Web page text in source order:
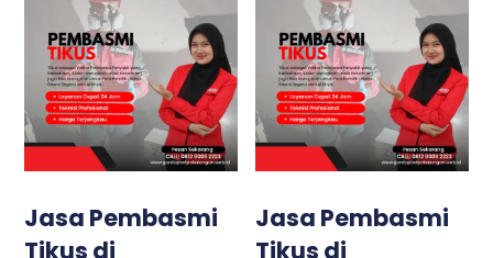
Jasa Pembasmi
Tikus di
Jasa Pembasmi
Tikus di